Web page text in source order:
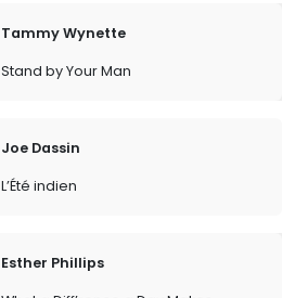
Tammy Wynette
Stand by Your Man
Joe Dassin
L’Été indien
Esther Phillips